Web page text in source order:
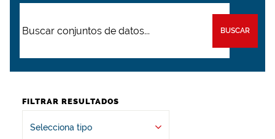
BUSCAR
FILTRAR RESULTADOS
Selecciona tipo